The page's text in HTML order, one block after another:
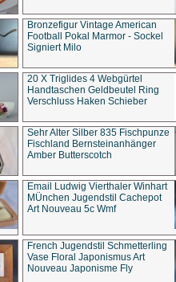
Bronzefigur Vintage American
Football Pokal Marmor - Sockel
Signiert Milo
20 X Triglides 4 Webgürtel
Handtaschen Geldbeutel Ring
Verschluss Haken Schieber
Sehr Alter Silber 835 Fischpunze
Fischland Bernsteinanhänger
Amber Butterscotch
Email Ludwig Vierthaler Winhart
MÜnchen Jugendstil Cachepot
Art Nouveau 5c Wmf
French Jugendstil Schmetterling
Vase Floral Japonismus Art
Nouveau Japonisme Fly